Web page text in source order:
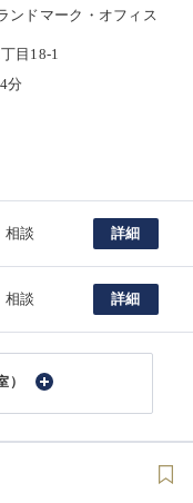
ンドマーク・オフィス
目18-1
分
相談 詳細
相談 詳細
）